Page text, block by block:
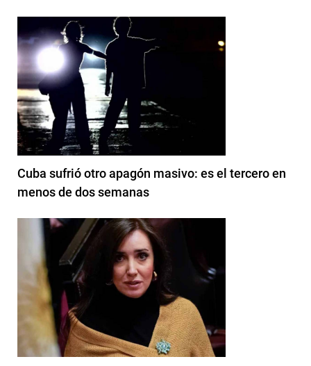
Cuba sufrió otro apagón masivo: es el tercero en
menos de dos semanas